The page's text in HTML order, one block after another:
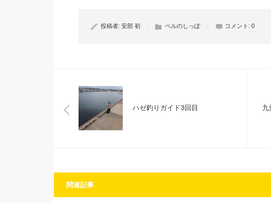
投稿者: 安部 初 ベルのしっぽ コメント: 0
ハゼ釣りガイド3回目 九
関連記事